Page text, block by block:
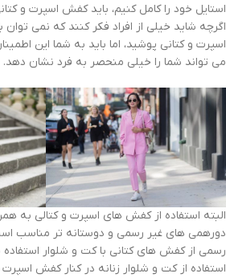
استایل خود را کامل کنیم، باید کفش اسپرت و
اگرچه شاید خیلی از افراد فکر کنند که نمی
اسپرت و کتانی پوشید، اما باید به شما این
می تواند شما را خیلی منحصر به فرد نشان دهد.
البته استفاده از کفش های اسپرت و کتالی به
دورهمی های غیر رسمی و دوستانه تر مناسب
رسمی از کفش های کتانی با کت و شلوار استفاده
استفاده از کت و شلوار زنانه در کنار کفش اسپرت